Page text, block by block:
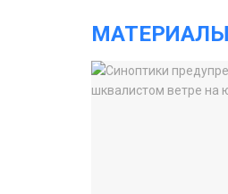
МАТЕРИАЛЫ